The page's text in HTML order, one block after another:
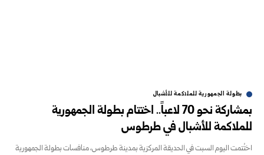
بطولة الجمهورية للملاكمة للأشبال
بمشاركة نحو 70 لاعباً.. اختتام بطولة الجمهورية
للملاكمة للأشبال في طرطوس
اختُتمت اليوم السبت في الحديقة المركزية بمدينة طرطوس، منافسات بطولة الجمهورية